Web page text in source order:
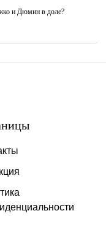
и Дюмин в доле?